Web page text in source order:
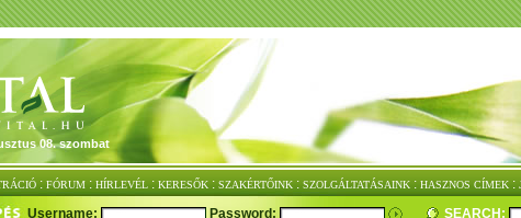
08. szombat
: FÓRUM : HÍRLEVÉL : KERESŐK : SZAKÉRTŐINK : SZOLGÁLTATÁSAINK : HASZNOS CÍMEK :
Username: Password:
SEARCH: